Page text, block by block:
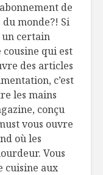
de
monde?! Si
un certain
qui est
des articles
c’est
les mains
conçu
vous ouvre
où les
Vous
cuisine aux
Coffret
boulgour